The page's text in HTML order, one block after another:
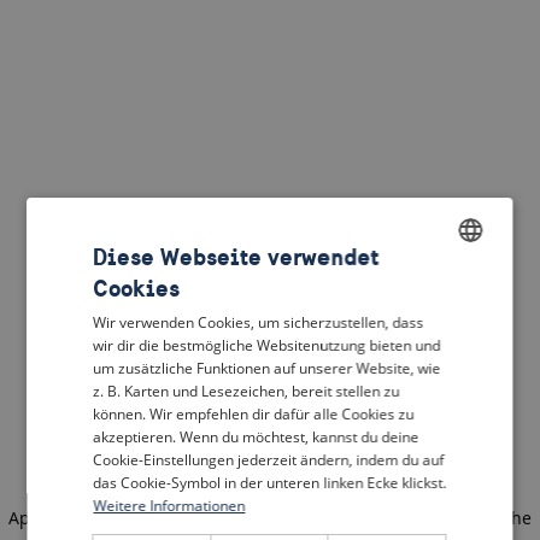
Application error: a client-side exception has occurred
(see the
DUTCH
FRENCH
GERMAN
Diese Webseite verwendet
Cookies
Wir verwenden Cookies, um sicherzustellen, dass
wir dir die bestmögliche Websitenutzung bieten und
um zusätzliche Funktionen auf unserer Website, wie
z. B. Karten und Lesezeichen, bereit stellen zu
können. Wir empfehlen dir dafür alle Cookies zu
akzeptieren. Wenn du möchtest, kannst du deine
Cookie-Einstellungen jederzeit ändern, indem du auf
das Cookie-Symbol in der unteren linken Ecke klickst.
Weitere Informationen